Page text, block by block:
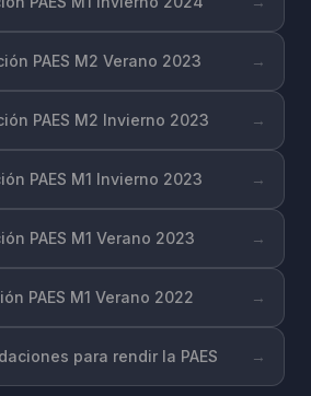
PAES M2 Verano 2023 →
PAES M2 Invierno 2023 →
PAES M1 Invierno 2023 →
PAES M1 Verano 2023 →
PAES M1 Verano 2022 →
para rendir la PAES →